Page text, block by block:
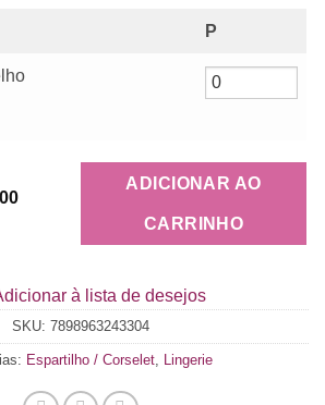
P
ADICIONAR AO
CARRINHO
à lista de desejos
SKU: 7898963243304
Espartilho / Corselet, Lingerie